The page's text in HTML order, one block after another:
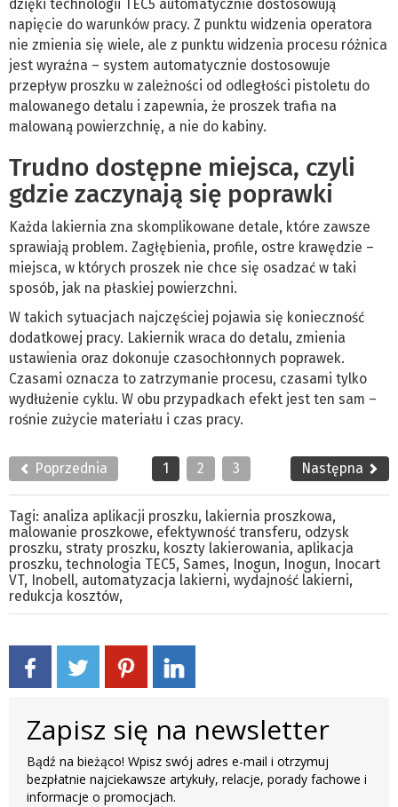
dzięki technologii TEC5 automatycznie dostosowują
napięcie do warunków pracy. Z punktu widzenia operatora
nie zmienia się wiele, ale z punktu widzenia procesu różnica
jest wyraźna – system automatycznie dostosowuje
przepływ proszku w zależności od odległości pistoletu do
malowanego detalu i zapewnia, że proszek trafia na
malowaną powierzchnię, a nie do kabiny.
Trudno dostępne miejsca, czyli
gdzie zaczynają się poprawki
Każda lakiernia zna skomplikowane detale, które zawsze
sprawiają problem. Zagłębienia, profile, ostre krawędzie –
miejsca, w których proszek nie chce się osadzać w taki
sposób, jak na płaskiej powierzchni.
W takich sytuacjach najczęściej pojawia się konieczność
dodatkowej pracy. Lakiernik wraca do detalu, zmienia
ustawienia oraz dokonuje czasochłonnych poprawek.
Czasami oznacza to zatrzymanie procesu, czasami tylko
wydłużenie cyklu. W obu przypadkach efekt jest ten sam –
rośnie zużycie materiału i czas pracy.
Poprzednia 1 2 3 Następna
Tagi: analiza aplikacji proszku, lakiernia proszkowa,
malowanie proszkowe, efektywność transferu, odzysk
proszku, straty proszku, koszty lakierowania, aplikacja
proszku, technologia TEC5, Sames, Inogun, Inogun, Inocart
VT, Inobell, automatyzacja lakierni, wydajność lakierni,
redukcja kosztów,
Zapisz się na newsletter
Bądź na bieżąco! Wpisz swój adres e-mail i otrzymuj
bezpłatnie najciekawsze artykuły, relacje, porady fachowe i
informacje o promocjach.